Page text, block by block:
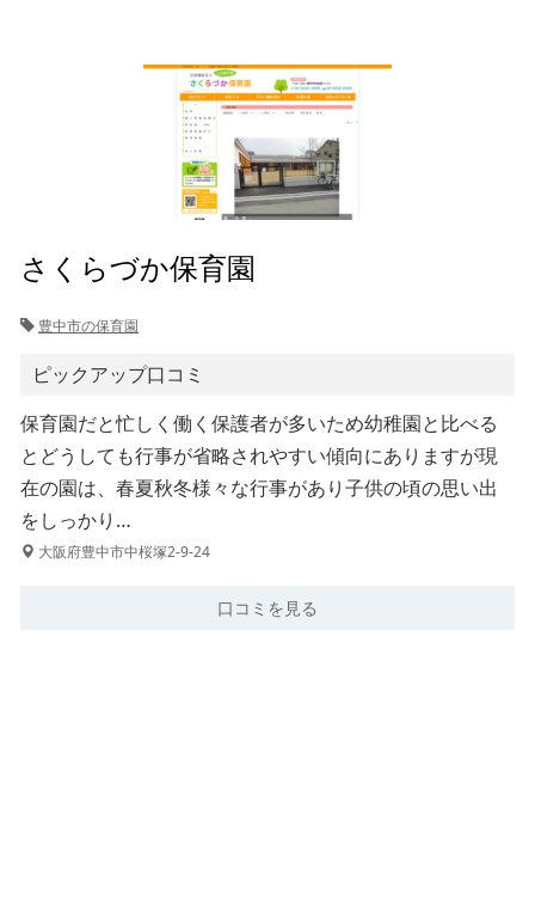
さくらづか保育園
豊中市の保育園
ピックアップ口コミ
保育園だと忙しく働く保護者が多いため幼稚園と比べる
とどうしても行事が省略されやすい傾向にありますが現
在の園は、春夏秋冬様々な行事があり子供の頃の思い出
をしっかり…
大阪府豊中市中桜塚2-9-24
口コミを見る